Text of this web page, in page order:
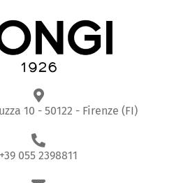
10 - 50122 - Firenze (FI)
+39 055 2398811